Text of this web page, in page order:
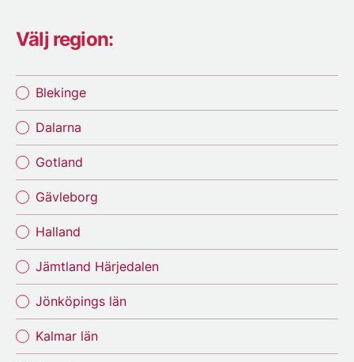
Välj region:
Blekinge
Dalarna
Gotland
Gävleborg
Halland
Jämtland Härjedalen
Jönköpings län
Kalmar län